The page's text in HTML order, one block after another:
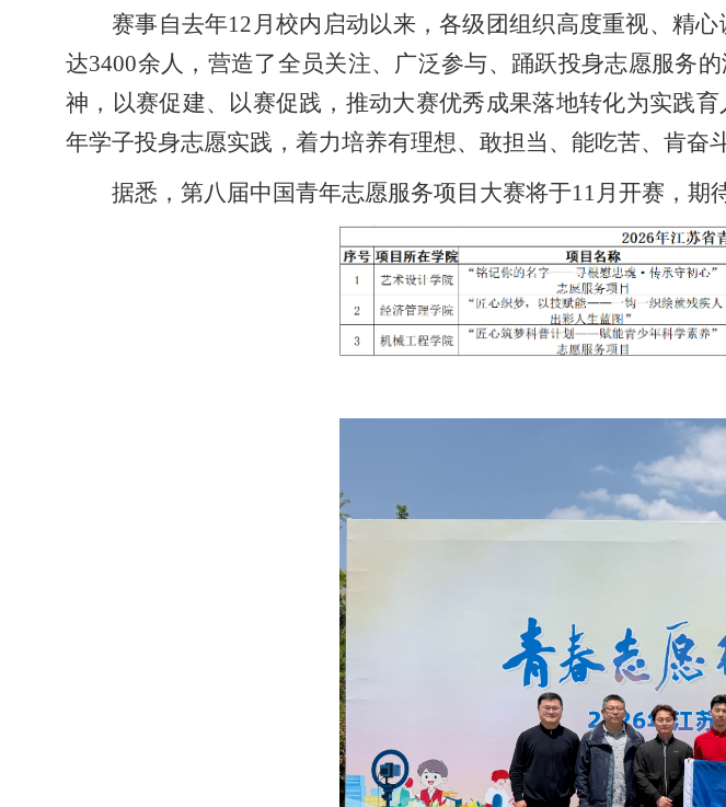
赛事自去年12月校内启动以来，各级团组织高度重视、精
达3400余人，营造了全员关注、广泛参与、踊跃投身志愿服务
神，以赛促建、以赛促践，推动大赛优秀成果落地转化为实践
年学子投身志愿实践，着力培养有理想、敢担当、能吃苦、肯奋
据悉，第八届中国青年志愿服务项目大赛将于11月开赛，期